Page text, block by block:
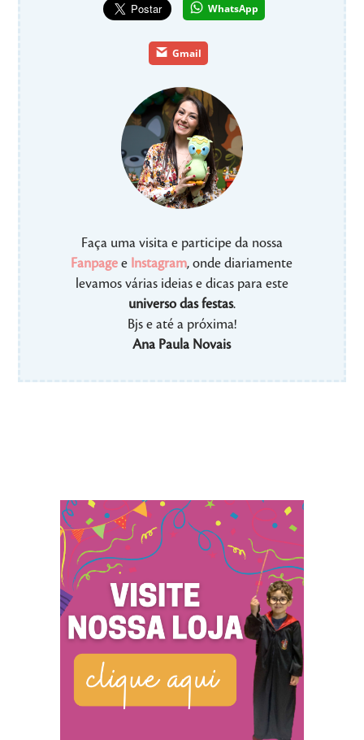
WhatsApp
Gmail
Faça uma visita e participe da nossa
Fanpage e Instagram, onde diariamente
levamos várias ideias e dicas para este
universo das festas.
Bjs e até a próxima!
Ana Paula Novais